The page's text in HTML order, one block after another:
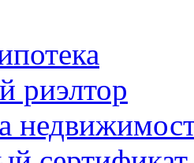
риэлтор